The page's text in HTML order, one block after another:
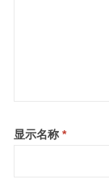
显示名称 *